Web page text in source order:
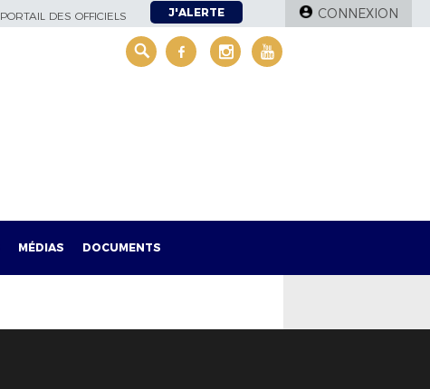
PORTAIL DES OFFICIELS J'ALERTE CONNEXION
MÉDIAS DOCUMENTS